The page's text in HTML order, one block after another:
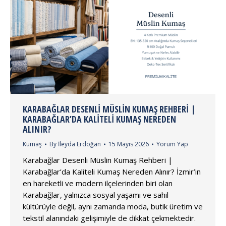
KARABAĞLAR DESENLI MÜSLIN KUMAŞ REHBERI |
KARABAĞLAR’DA KALITELI KUMAŞ NEREDEN
ALINIR?
Kumaş By İleyda Erdoğan 15 Mayıs 2026 Yorum Yap
Karabağlar Desenli Müslin Kumaş Rehberi |
Karabağlar’da Kaliteli Kumaş Nereden Alınır? İzmir’in
en hareketli ve modern ilçelerinden biri olan
Karabağlar, yalnızca sosyal yaşamı ve sahil
kültürüyle değil, aynı zamanda moda, butik üretim ve
tekstil alanındaki gelişimiyle de dikkat çekmektedir.